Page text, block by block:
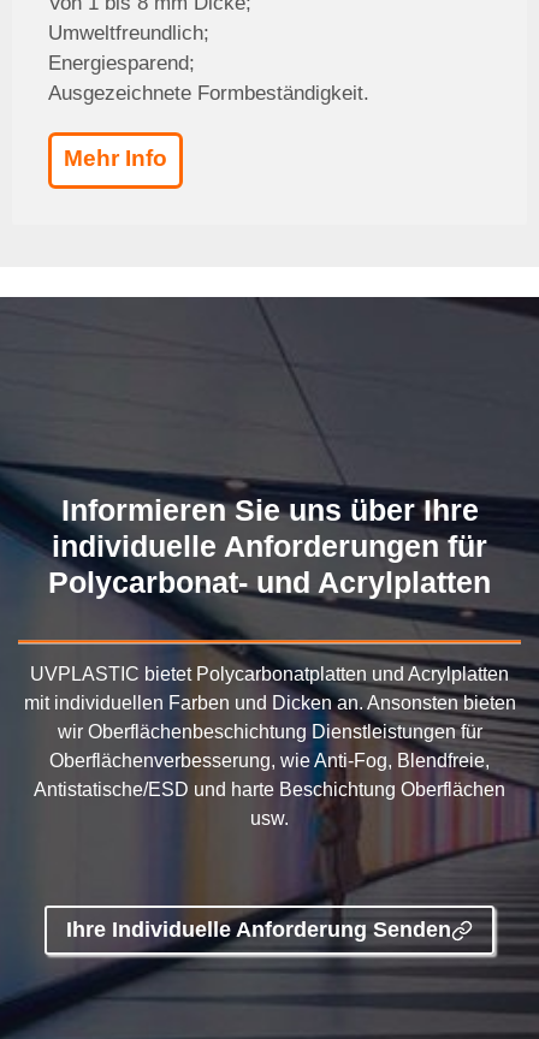
Umweltfreundlich;
Energiesparend;
Ausgezeichnete Formbeständigkeit.
Mehr Info
Informieren Sie uns über Ihre
individuelle Anforderungen für
Polycarbonat- und Acrylplatten
UVPLASTIC bietet Polycarbonatplatten und Acrylplatten
mit individuellen Farben und Dicken an. Ansonsten bieten
wir Oberflächenbeschichtung Dienstleistungen für
Oberflächenverbesserung, wie Anti-Fog, Blendfreie,
Antistatische/ESD und harte Beschichtung Oberflächen
usw.
Ihre Individuelle Anforderung Senden